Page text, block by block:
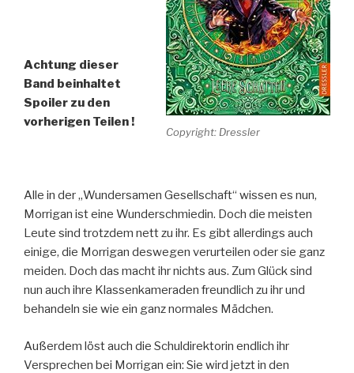
Copyright: Dressler
Achtung dieser
Band beinhaltet
Spoiler zu den
vorherigen Teilen !
Alle in der „Wundersamen Gesellschaft“ wissen es nun,
Morrigan ist eine Wunderschmiedin. Doch die meisten
Leute sind trotzdem nett zu ihr. Es gibt allerdings auch
einige, die Morrigan deswegen verurteilen oder sie ganz
meiden. Doch das macht ihr nichts aus. Zum Glück sind
nun auch ihre Klassenkameraden freundlich zu ihr und
behandeln sie wie ein ganz normales Mädchen.
Außerdem löst auch die Schuldirektorin endlich ihr
Versprechen bei Morrigan ein: Sie wird jetzt in den